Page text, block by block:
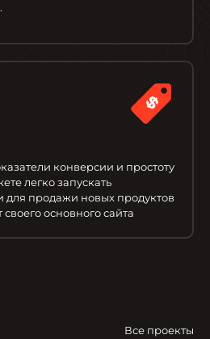
конверсии и простоту
легко запускать
продажи новых продуктов
своего основного сайта
Все проекты